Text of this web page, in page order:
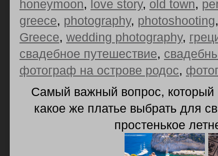
honeymoon, love story, old town,
greece, photography, photoshooting
Greece, wedding photography,
свадебное путешествие,
фотограф на острове родос,
Самый важный вопрос, который
какое же платье выбрать для
простенькое